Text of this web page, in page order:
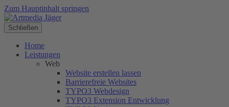
Zum Hauptinhalt springen
Schließen
Home
Leistungen
Web
Website erstellen lassen
Barrierefreie Websites
TYPO3 Webdesign
TYPO3 Extension Entwicklung